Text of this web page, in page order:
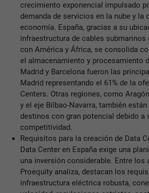
crecimiento exponencial impulsado
demanda de servicios en la nube y la
economía. España, gracias a su
infraestructura de cables submarinos
con América y África, se consolida
el almacenamiento y procesamiento
Madrid y Barcelona fueron las
Madrid representando el 61% de la
Centers. Otras regiones, como
y el eje Bilbao-Navarra, también
destinos con gran potencial debido a
competitividad.
Requisitos para la creación de Data
Data Center en España exige una
una inversión considerable. Entre los
Proequity analiza, destacan los
infraestructura eléctrica robusta,